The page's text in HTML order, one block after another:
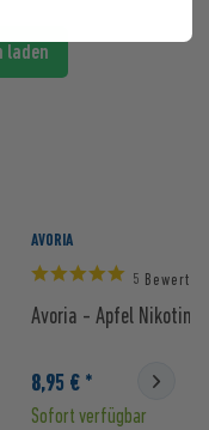
laden
AVORIA
5
Avoria - Apfel
8,95 € *
Sofort verfügbar